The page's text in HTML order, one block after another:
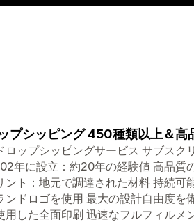
プシッピング 450種類以上＆
ロップシッピングサービス サブス
年に設立：約20年の経験値 高品質
ント：地元で調達された材料 持続
ンドロゴを使用 最大の設計自由度を
用した全面印刷 迅速なフルフィルメ